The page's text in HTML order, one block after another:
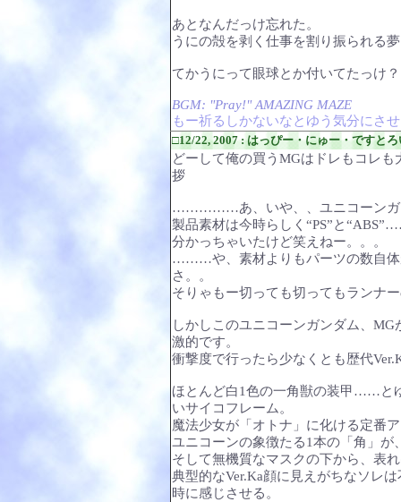
あとなんだっけ忘れた。
うにの殻を剥く仕事を割り振られる
てかうにって眼球とか付いてたっけ？
BGM: "Pray!" AMAZING MAZE
もー祈るしかないなとゆう気分にさ
□12/22, 2007 : はっぴー・にゅー・ですと
どーして俺の買うMGはドレもコレ
拶
……………あ、いや、、ユニコーンガ
製品素材は今時らしく“PS”と
分かっちゃいたけど笑えねー。。。
………や、素材よりもパーツの数自体
さ。。
そりゃもー切っても切ってもランナ
しかしこのユニコーンガンダム、
激的です。
衝撃度で行ったら少なくとも歴代
ほとんど白1色の一角獣の装甲……と
いサイコフレーム。
魔法少女が「オトナ」に化ける定番
ユニコーンの象徴たる1本の「角」
そして無機質なマスクの下から、表
典型的なVer.Ka顔に見えがちなソレ
時に感じさせる。